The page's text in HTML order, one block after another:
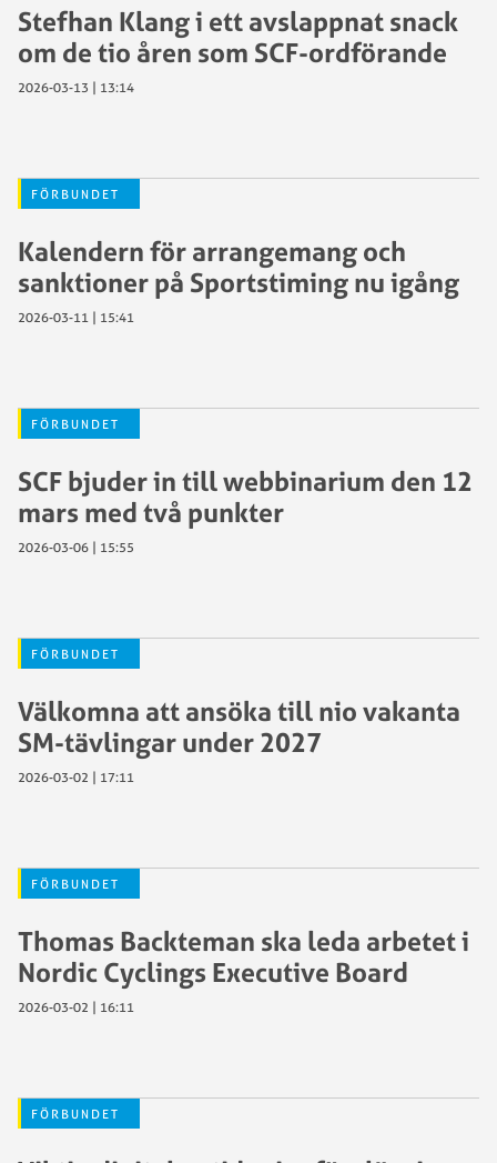
Stefhan Klang i ett avslappnat snack
om de tio åren som SCF-ordförande
2026-03-13 | 13:14
FÖRBUNDET
Kalendern för arrangemang och
sanktioner på Sportstiming nu igång
2026-03-11 | 15:41
FÖRBUNDET
SCF bjuder in till webbinarium den 12
mars med två punkter
2026-03-06 | 15:55
FÖRBUNDET
Välkomna att ansöka till nio vakanta
SM-tävlingar under 2027
2026-03-02 | 17:11
FÖRBUNDET
Thomas Backteman ska leda arbetet i
Nordic Cyclings Executive Board
2026-03-02 | 16:11
FÖRBUNDET